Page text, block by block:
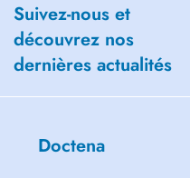
Suivez-nous et
découvrez nos
dernières actualités
Doctena